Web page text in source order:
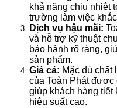
khả năng chịu nhiệt
trường làm việc
Dịch vụ hậu mãi:
và hỗ trợ kỹ thuật
bảo hành rõ ràng,
sản phẩm.
Giá cả: Mặc dù
của Toàn Phát
giúp khách hàng tiết
hiệu suất cao.